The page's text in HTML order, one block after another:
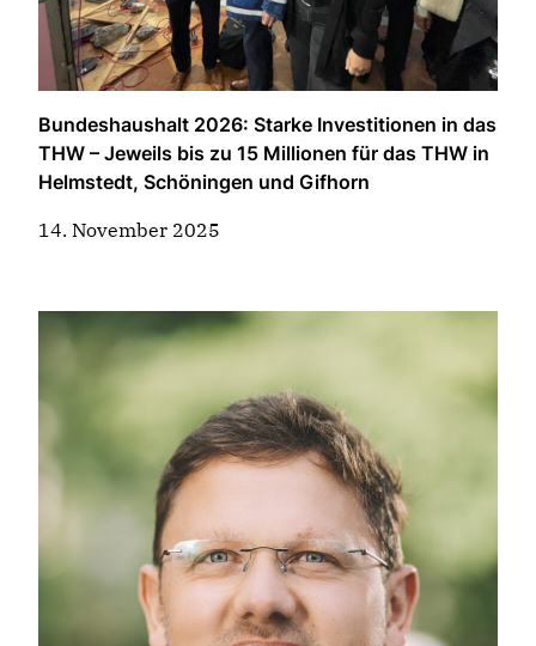
Bundeshaushalt 2026: Starke Investitionen in das
THW – Jeweils bis zu 15 Millionen für das THW in
Helmstedt, Schöningen und Gifhorn
14. November 2025